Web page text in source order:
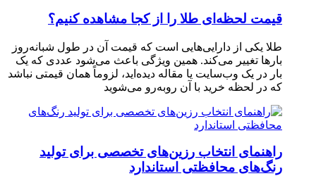
قیمت لحظه‌ای طلا را از کجا مشاهده کنیم؟
طلا یکی از دارایی‌هایی است که قیمت آن در طول شبانه‌روز
بارها تغییر می‌کند. همین ویژگی باعث می‌شود عددی که یک
بار در یک وب‌سایت یا مقاله دیده‌اید، لزوماً همان قیمتی نباشد
که در لحظه خرید با آن روبه‌رو می‌شوید
راهنمای انتخاب رزین‌های تخصصی برای تولید
رنگ‌های محافظتی استاندارد